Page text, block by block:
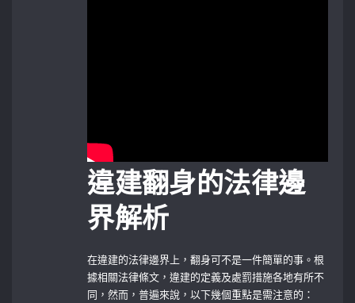
違建翻身的法律邊
界解析
在違建的法律邊界上，翻身可不是一件簡單的事。根
據相關法律條文，違建的定義及處罰措施各地有所不
同，然而，普遍來說，以下幾個重點是需注意的：